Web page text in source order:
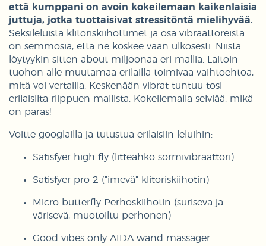
että kumppani on avoin kokeilemaan kaikenlaisia
juttuja, jotka tuottaisivat stressitöntä mielihyvää.
Seksileluista klitoriskiihottimet ja osa vibraattoreista
on semmosia, että ne koskee vaan ulkosesti. Niistä
löytyykin sitten about miljoonaa eri mallia. Laitoin
tuohon alle muutamaa erilailla toimivaa vaihtoehtoa,
mitä voi vertailla. Keskenään vibrat tuntuu tosi
erilaisilta riippuen mallista. Kokeilemalla selviää, mikä
on paras!
Voitte googlailla ja tutustua erilaisiin leluihin:
Satisfyer high fly (litteähkö sormivibraattori)
Satisfyer pro 2 (“imevä” klitoriskiihotin)
Micro butterfly Perhoskiihotin (suriseva ja
värisevä, muotoiltu perhonen)
Good vibes only AIDA wand massager